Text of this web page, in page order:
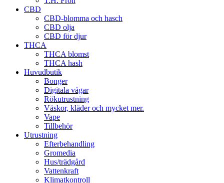
CBD
CBD-blomma och hasch
CBD olja
CBD för djur
THCA
THCA blomst
THCA hash
Huvudbutik
Bonger
Digitala vågar
Rökutrustning
Väskor, kläder och mycket mer.
Vape
Tillbehör
Utrustning
Efterbehandling
Gromedia
Hus/trädgård
Vattenkraft
Klimatkontroll